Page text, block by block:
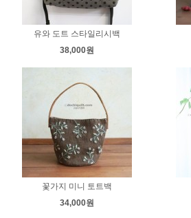
유와 도트 스타일리시백
38,000원
꽃가지 미니 토트백
34,000원